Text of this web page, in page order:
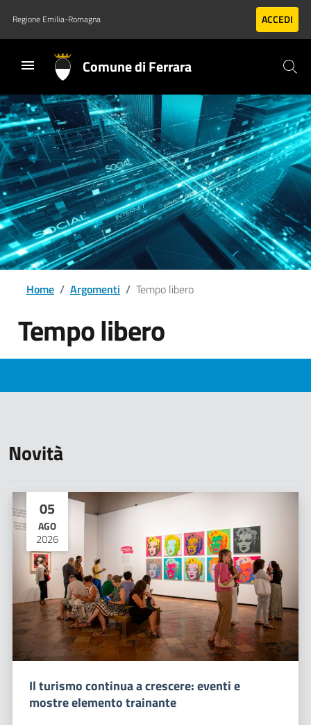
Vai al contenuto principale
Vai al footer
Regione Emilia-Romagna ACCEDI
Comune di Ferrara
Home / Argomenti / Tempo libero
Tempo libero
Novità
05
AGO
2026
Il turismo continua a crescere: eventi e
mostre elemento trainante